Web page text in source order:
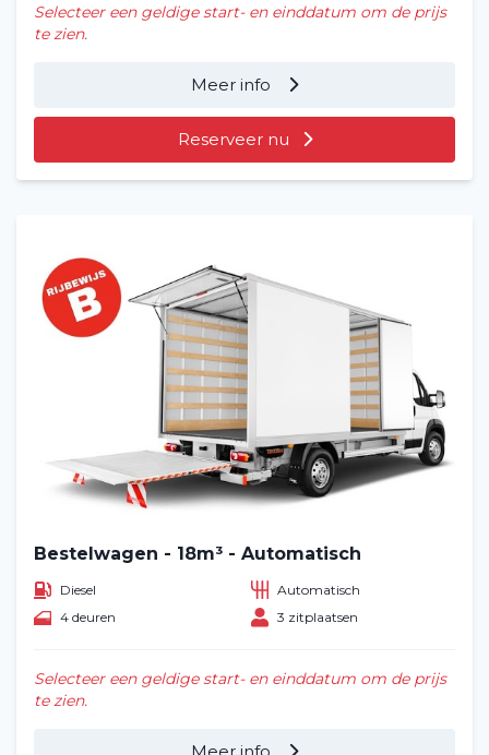
Selecteer een geldige start- en einddatum om de prijs
te zien.
Meer info
Reserveer nu
Bestelwagen - 18m³ - Automatisch
Diesel
Automatisch
4 deuren
3 zitplaatsen
Selecteer een geldige start- en einddatum om de prijs
te zien.